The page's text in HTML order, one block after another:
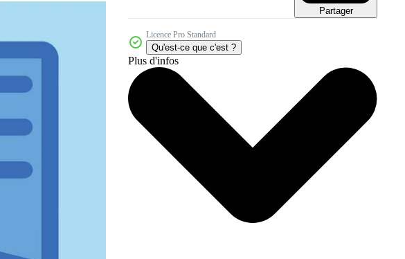
Partager
Licence Pro Standard
Qu'est-ce que c'est ?
Plus d'infos